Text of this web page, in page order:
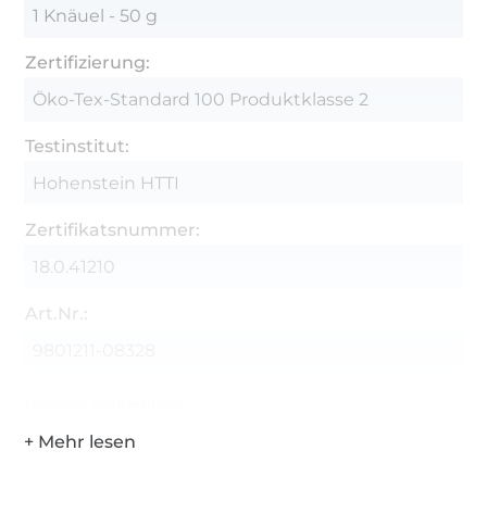
1 Knäuel - 50 g
Zertifizierung:
Öko-Tex-Standard 100 Produktklasse 2
Testinstitut:
Hohenstein HTTI
Zertifikatsnummer:
18.0.41210
Art.Nr.: